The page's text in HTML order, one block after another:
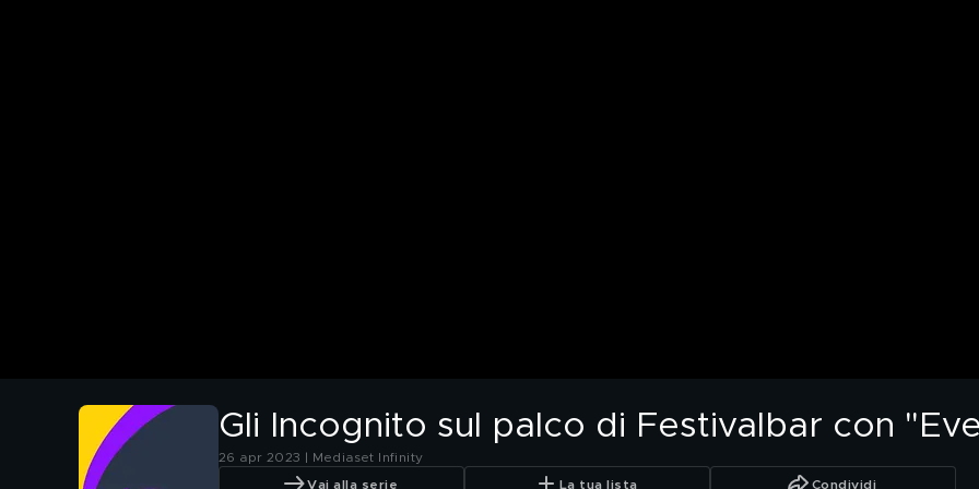
Gli Incognito sul palco di Festivalbar con
26 apr 2023 | Mediaset Infinity
Vai alla serie La tua lista Condividi